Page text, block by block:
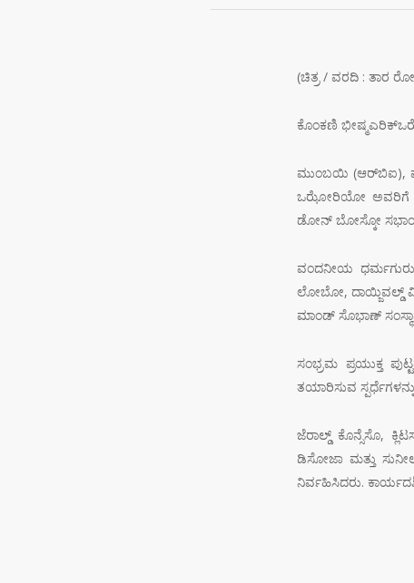
(ಚಿತ್ರ / ವರದಿ : ತಾರ
ಕೊಂಕಣಿ
ಮುಂಬಯಿ (ಆರ್‌ಬಿಐ),
ಒಝೋರಿಯೋ ಅವರಿಗೆ
ಡೋನ್ ಬೋಸ್ಕೋ
ವಂದನೀಯ ಧರ್ಮಗುರು
ಲೋಬೋ, ದಾಯ್ಜಿವಲ್ಡ್
ಮಾಂಡ್ ಸೊಭಾಣ್
ಸಂಭ್ರಮ ಪ್ರಯುಕ್ತ
ತಯಾರಿಸುವ
ಜೆರಾಲ್ಡ್ ಕೊನ್ಸೆಸೊ,
ಡಿಸೋಜಾ ಮತ್ತು
ನಿರ್ವಹಿಸಿದರು.